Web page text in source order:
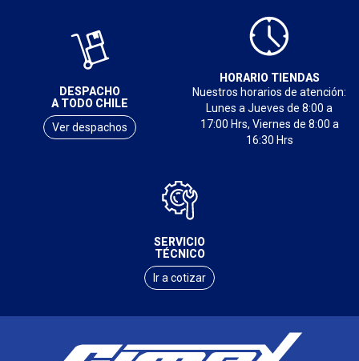
DESPACHO
A TODO CHILE
Ver despachos
HORARIO TIENDAS
Nuestros horarios de atención:
Lunes a Jueves de 8:00 a
17:00 Hrs, Viernes de 8:00 a
16:30 Hrs
SERVICIO
TÉCNICO
Ir a cotizar